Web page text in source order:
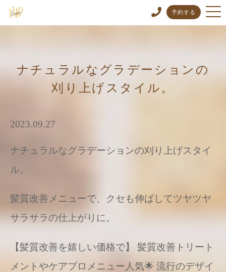
予約する
ナチュラルなグラデーションの
刈り上げスタイル。
2023.09.27
ナチュラルなグラデーションの刈り上げスタイ
ル。
髪質改善メニューで、クセも伸ばしてツヤツヤ
サラサラの仕上がりに。
【髪質改善を嬉しい価格で】 髪質改善トリート
メントやケアプロメニュー人気🌟 流行のデザイ